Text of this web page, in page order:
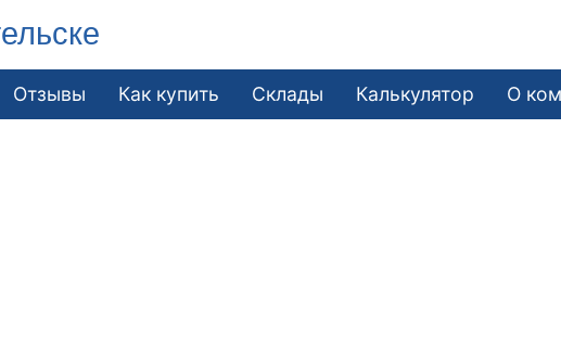
Отзывы Как купить Склады Калькулятор О